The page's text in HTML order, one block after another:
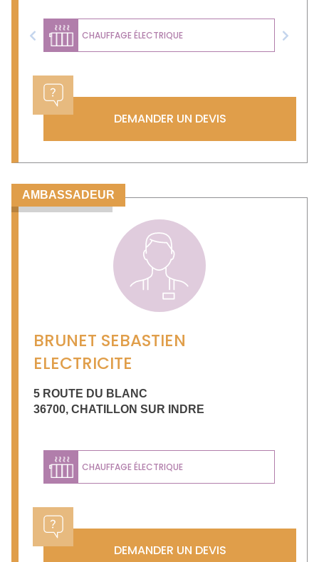
CHAUFFAGE ÉLECTRIQUE
Previous Next
DEMANDER UN DEVIS
AMBASSADEUR
BRUNET SEBASTIEN
ELECTRICITE
5 ROUTE DU BLANC
36700, CHATILLON SUR INDRE
CHAUFFAGE ÉLECTRIQUE
DEMANDER UN DEVIS